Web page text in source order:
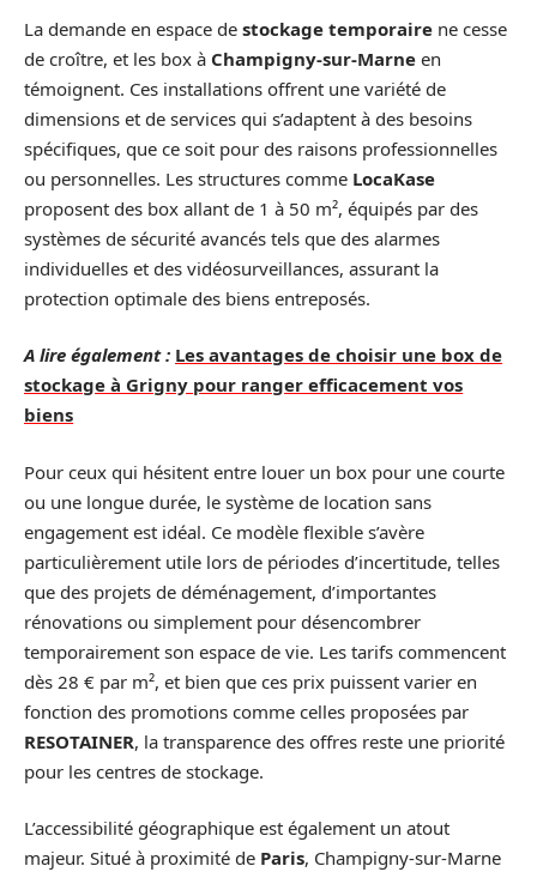
La demande en espace de stockage temporaire ne cesse
de croître, et les box à Champigny-sur-Marne en
témoignent. Ces installations offrent une variété de
dimensions et de services qui s’adaptent à des besoins
spécifiques, que ce soit pour des raisons professionnelles
ou personnelles. Les structures comme LocaKase
proposent des box allant de 1 à 50 m², équipés par des
systèmes de sécurité avancés tels que des alarmes
individuelles et des vidéosurveillances, assurant la
protection optimale des biens entreposés.
A lire également : Les avantages de choisir une box de
stockage à Grigny pour ranger efficacement vos
biens
Pour ceux qui hésitent entre louer un box pour une courte
ou une longue durée, le système de location sans
engagement est idéal. Ce modèle flexible s’avère
particulièrement utile lors de périodes d’incertitude, telles
que des projets de déménagement, d’importantes
rénovations ou simplement pour désencombrer
temporairement son espace de vie. Les tarifs commencent
dès 28 € par m², et bien que ces prix puissent varier en
fonction des promotions comme celles proposées par
RESOTAINER, la transparence des offres reste une priorité
pour les centres de stockage.
L’accessibilité géographique est également un atout
majeur. Situé à proximité de Paris, Champigny-sur-Marne